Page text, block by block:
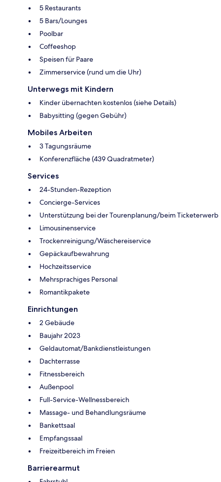
5 Restaurants
5 Bars/Lounges
Poolbar
Coffeeshop
Speisen für Paare
Zimmerservice (rund um die Uhr)
Unterwegs mit Kindern
Kinder übernachten kostenlos (siehe Details)
Babysitting (gegen Gebühr)
Mobiles Arbeiten
3 Tagungsräume
Konferenzfläche (439 Quadratmeter)
Services
24-Stunden-Rezeption
Concierge-Services
Unterstützung bei der Tourenplanung/beim Ticketerwerb
Limousinenservice
Trockenreinigung/Wäschereiservice
Gepäckaufbewahrung
Hochzeitsservice
Mehrsprachiges Personal
Romantikpakete
Einrichtungen
2 Gebäude
Baujahr 2023
Geldautomat/Bankdienstleistungen
Dachterrasse
Fitnessbereich
Außenpool
Full-Service-Wellnessbereich
Massage- und Behandlungsräume
Bankettsaal
Empfangssaal
Freizeitbereich im Freien
Barrierearmut